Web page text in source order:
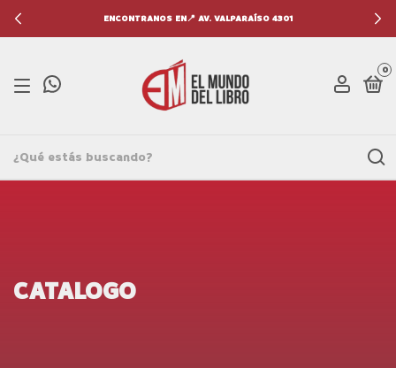
ENCONTRANOS EN📍 AV. VALPARAÍSO 4301
0
CATALOGO